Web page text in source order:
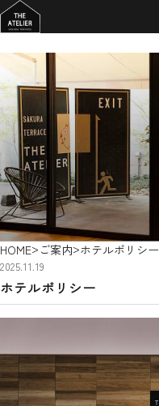
HOME> ご案内>ホテルポリシー
2025.11.19
ホテルポリシー